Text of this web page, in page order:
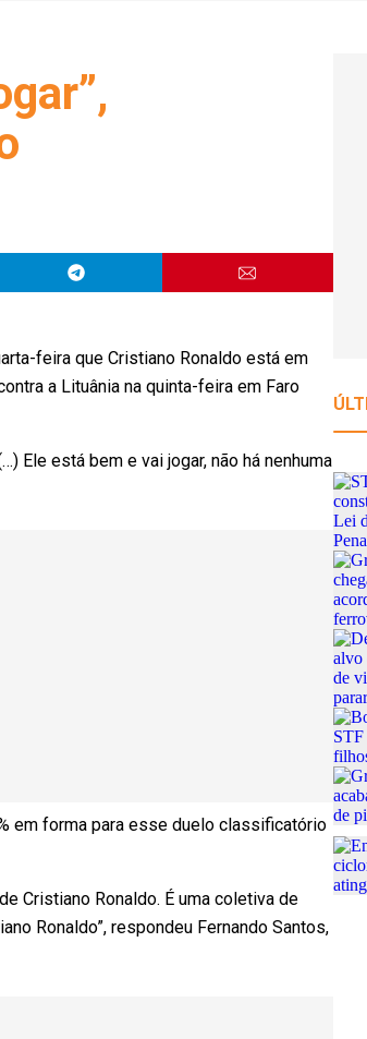
feira que Cristiano Ronaldo está em
a Lituânia na quinta-feira em Faro
Ele está bem e vai jogar, não há nenhuma
em forma para esse duelo classificatório
Cristiano Ronaldo. É uma coletiva de
Ronaldo”, respondeu Fernando Santos,